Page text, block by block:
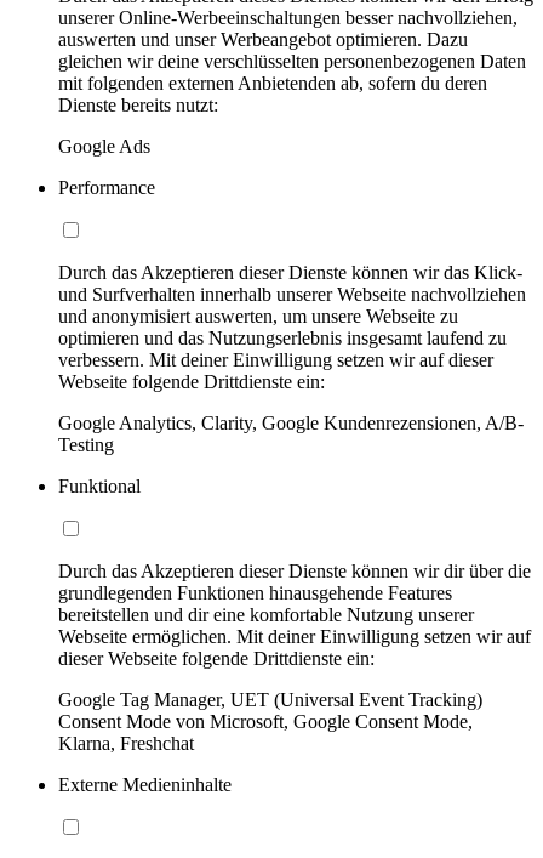
unserer Online-Werbeeinschaltungen besser nachvollziehen,
auswerten und unser Werbeangebot optimieren. Dazu
gleichen wir deine verschlüsselten personenbezogenen Daten
mit folgenden externen Anbietenden ab, sofern du deren
Dienste bereits nutzt:
Google Ads
Performance
Durch das Akzeptieren dieser Dienste können wir das Klick-
und Surfverhalten innerhalb unserer Webseite nachvollziehen
und anonymisiert auswerten, um unsere Webseite zu
optimieren und das Nutzungserlebnis insgesamt laufend zu
verbessern. Mit deiner Einwilligung setzen wir auf dieser
Webseite folgende Drittdienste ein:
Google Analytics, Clarity, Google Kundenrezensionen, A/B-
Testing
Funktional
Durch das Akzeptieren dieser Dienste können wir dir über die
grundlegenden Funktionen hinausgehende Features
bereitstellen und dir eine komfortable Nutzung unserer
Webseite ermöglichen. Mit deiner Einwilligung setzen wir auf
dieser Webseite folgende Drittdienste ein:
Google Tag Manager, UET (Universal Event Tracking)
Consent Mode von Microsoft, Google Consent Mode,
Klarna, Freshchat
Externe Medieninhalte